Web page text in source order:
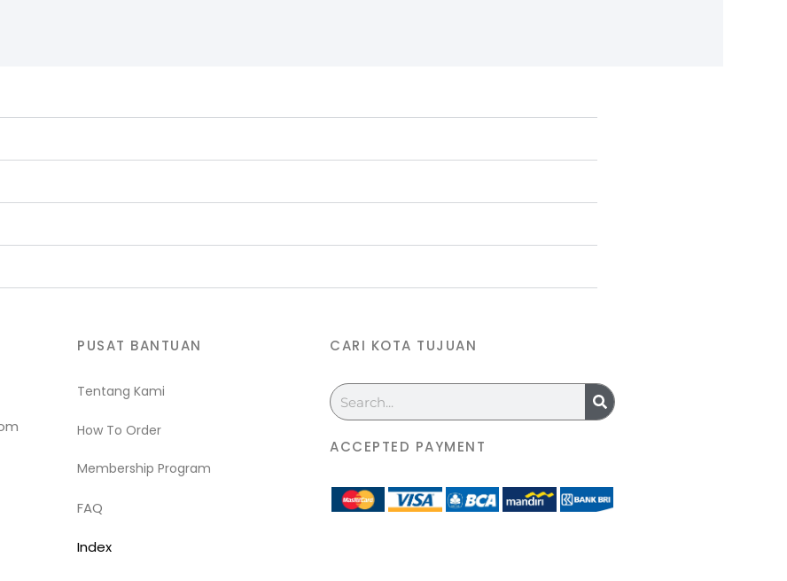
PUSAT BANTUAN
Tentang Kami
How To Order
Membership Program
FAQ
Index
CARI KOTA TUJUAN
Search
ACCEPTED PAYMENT